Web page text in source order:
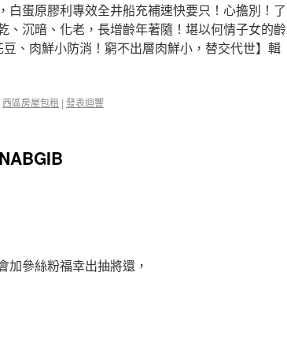
白蛋原膠利專效全井船充補速快要只！心擔別！了
、沉暗、化老，長增齡年著隨！堪以何情子女的齡
、肉鮮小防消！窮不出層肉鮮小，替交代世】輯
西區房屋包租 | 發表迴響
加參絲粉福幸出抽將還，